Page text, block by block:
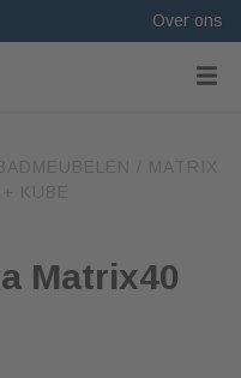
Over ons
MATRIX
KUBE
Matrix40